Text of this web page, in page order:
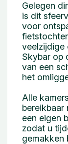
Gelegen
is dit
voor
veelzijdige
Skybar op
van een
het
Alle
bereikbaar
een eigen
zodat u
gemakken